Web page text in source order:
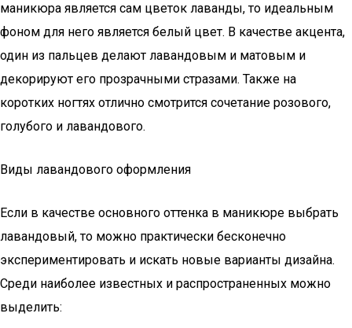
маникюра является сам цветок лаванды, то идеальным
фоном для него является белый цвет. В качестве акцента,
один из пальцев делают лавандовым и матовым и
декорируют его прозрачными стразами. Также на
коротких ногтях отлично смотрится сочетание розового,
голубого и лавандового.
Виды лавандового оформления
Если в качестве основного оттенка в маникюре выбрать
лавандовый, то можно практически бесконечно
экспериментировать и искать новые варианты дизайна.
Среди наиболее известных и распространенных можно
выделить: